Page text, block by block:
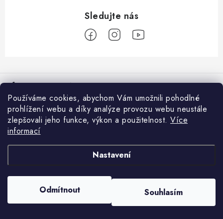
Používáme cookies, abychom Vám umožnili pohodlné
prohlížení webu a díky analýze provozu webu neustále
zlepšovali jeho funkce, výkon a použitelnost. Více
informací
Nastavení
Odmítnout Souhlasím
á
p Informace pro vás
Věrnostní program
Doprava a platba
Prodejna Moravské Budějovice
Obchodní podmínky
GDPR
Reklamace
Facebook
Přijímáme online platby
Nákupní košík
Vytvořil Shoptet
Copyright 2026Rybářovo nebe . Všechna práva vyhrazena.